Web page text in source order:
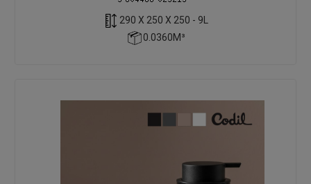
290 X 250 X 250 - 9L
0.0360M³